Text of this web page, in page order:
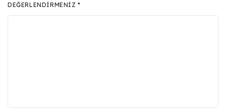
DEĞERLENDIRMENIZ*